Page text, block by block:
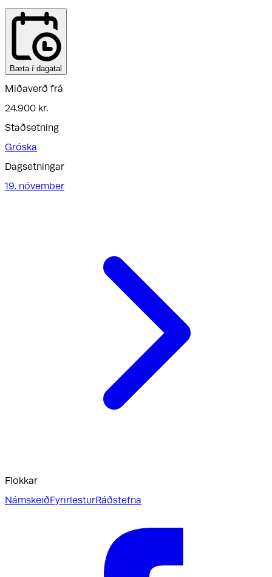
Bæta í dagatal
Miðaverð frá
24.900 kr.
Staðsetning
Gróska
Dagsetningar
19. nóvember
Flokkar
NámskeiðFyrirlesturRáðstefna